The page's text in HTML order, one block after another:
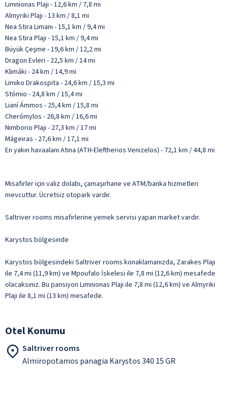
Limnionas Plajı - 12,6 km / 7,8 mi
Almyriki Plajı - 13 km / 8,1 mi
Nea Stira Limanı - 15,1 km / 9,4 mi
Nea Stira Plajı - 15,1 km / 9,4 mi
Büyük Çeşme - 19,6 km / 12,2 mi
Dragon Evleri - 22,5 km / 14 mi
Klimáki - 24 km / 14,9 mi
Limiko Drakospita - 24,6 km / 15,3 mi
Stómio - 24,8 km / 15,4 mi
Lianí Ámmos - 25,4 km / 15,8 mi
Cherómylos - 26,8 km / 16,6 mi
Nimborio Plajı - 27,3 km / 17 mi
Mágeiras - 27,6 km / 17,1 mi
En yakın havaalanı Atina (ATH-Eleftherios Venizelos) - 72,1 km / 44,8 mi
Misafirler için valiz dolabı, çamaşırhane ve ATM/banka hizmetleri
mevcuttur. Ücretsiz otopark vardır.
Saltriver rooms misafirlerine yemek servisi yapan market vardır.
Karystos bölgesinde
Karystos bölgesindeki Saltriver rooms konaklamanızda, Zarakes Plajı
ile 7,4 mi (11,9 km) ve Mpoufalo İskelesi ile 7,8 mi (12,6 km) mesafede
olacaksınız. Bu pansiyon Limnionas Plajı ile 7,8 mi (12,6 km) ve Almyriki
Plajı ile 8,1 mi (13 km) mesafede.
Otel Konumu
Saltriver rooms
Almiropotamos panagia Karystos 340 15 GR